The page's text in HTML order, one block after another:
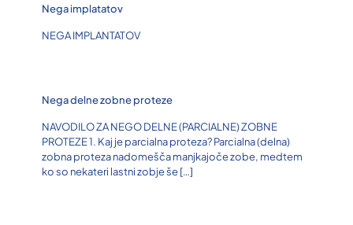
Nega implatatov
NEGA IMPLANTATOV
Nega delne zobne proteze
NAVODILO ZA NEGO DELNE (PARCIALNE) ZOBNE
PROTEZE 1. Kaj je parcialna proteza? Parcialna (delna)
zobna proteza nadomešča manjkajoče zobe, medtem
ko so nekateri lastni zobje še[…]